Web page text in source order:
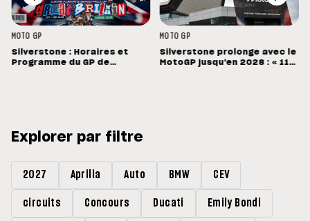
MOTO GP
Silverstone : Horaires et
Programme du GP de
MOTO GP
Silverstone prolonge avec le
MotoGP jusqu'en 2028 : « 11
Explorer par filtre
2027 Aprilia Auto BMW CEV
circuits Concours Ducati Emily Bondi